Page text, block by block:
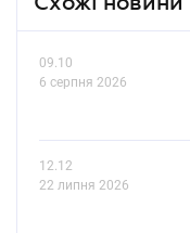
09.10
6 серпня 2026
12.12
22 липня 2026